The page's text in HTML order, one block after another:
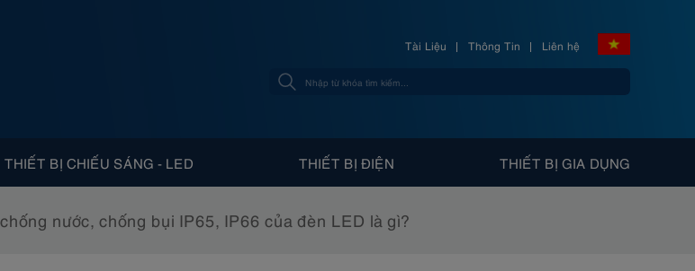
Tài Liệu Thông Tin Liên hệ
THIẾT BỊ CHIẾU SÁNG - LED THIẾT BỊ ĐIỆN THIẾT BỊ GIA DỤNG
nước, chống bụi IP65, IP66 của đèn LED là gì?